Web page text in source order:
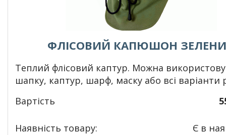
ФЛІСОВИЙ КАПЮШОН
Теплий флісовий каптур. Можна
шапку, каптур, шарф, маску або всі варіанти
Вартість
Наявність товару: Є в